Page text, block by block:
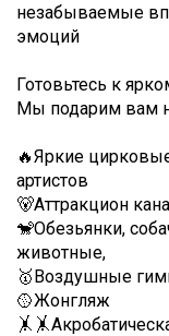
незабываемые
эмоций
Готовьтесь к
Мы подарим вам
🔥Яркие
артистов
🐻Аттракцион
🐒Обезьянки,
животные,
🥇Воздушные
🥎Жонгляж